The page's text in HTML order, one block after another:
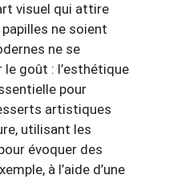
visuel qui attire
ne soient
ne se
goût : l’esthétique
pour
artistiques
utilisant les
évoquer des
à l’aide d’une